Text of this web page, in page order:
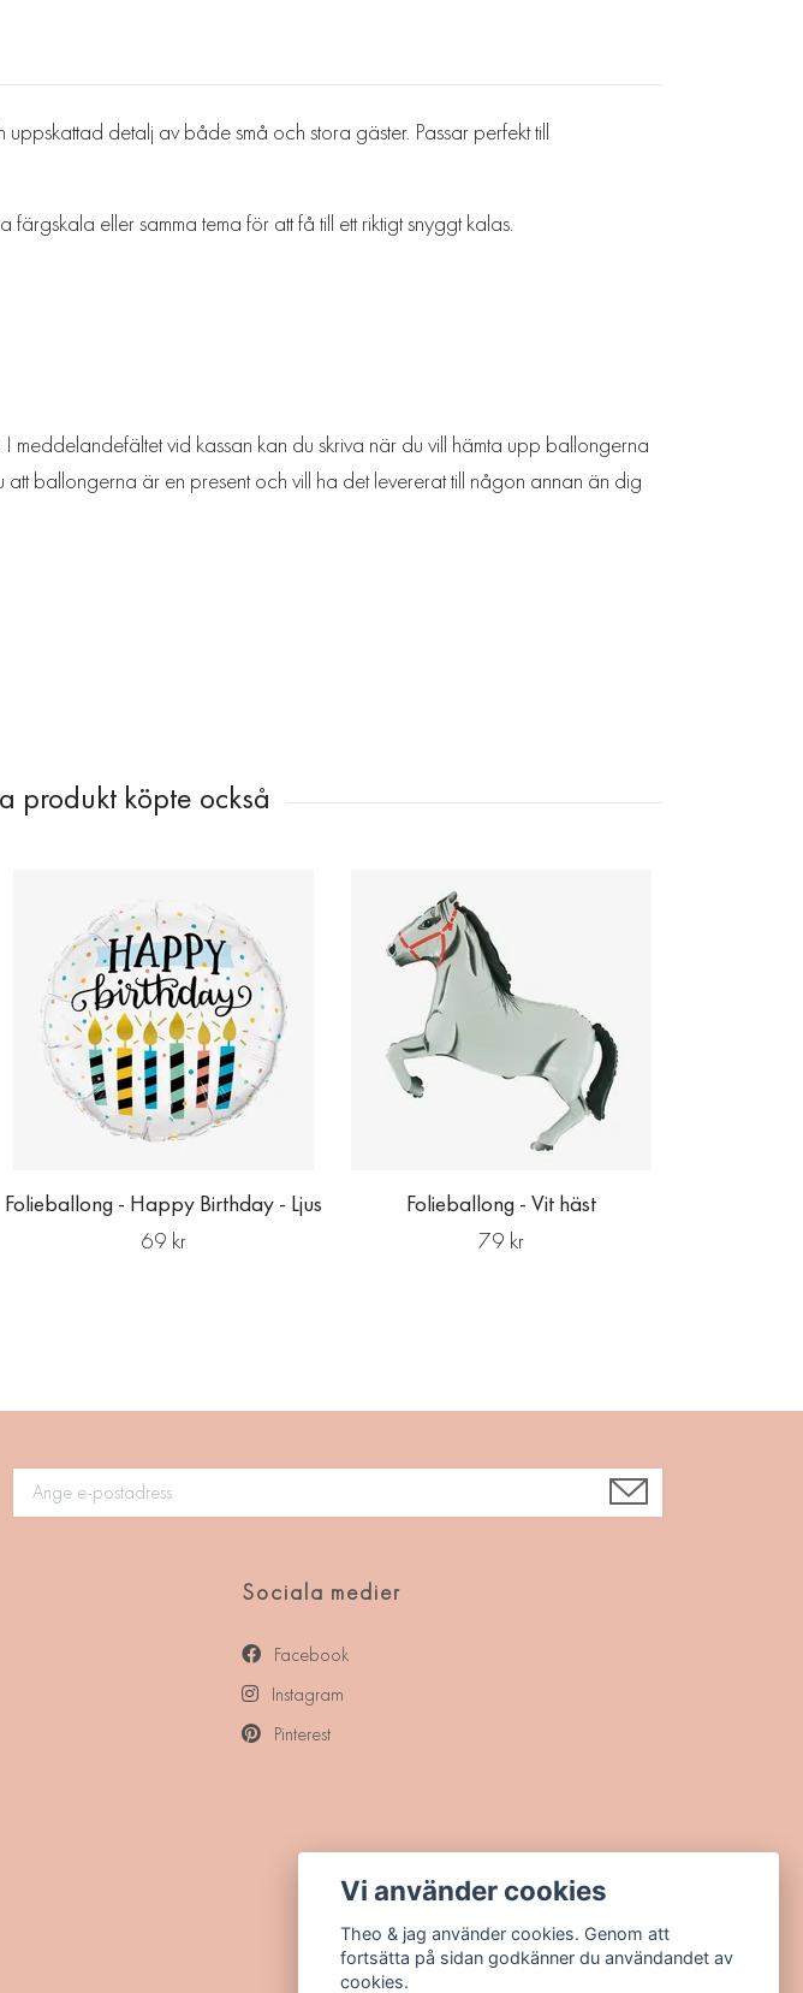
detalj av både små och stora gäster. Passar perfekt till
eller samma tema för att få till ett riktigt snyggt kalas.
meddelandefältet vid kassan kan du skriva när du vill hämta upp ballongerna
ballongerna är en present och vill ha det levererat till någon annan än dig
Folieballong - Happy Birthday - Ljus
69 kr
Folieballong - Vit häst
79 kr
Sociala medier
Facebook
Instagram
Pinterest
Vi använder cookies
Theo & jag använder cookies. Genom att
fortsätta på sidan godkänner du användandet av
cookies.